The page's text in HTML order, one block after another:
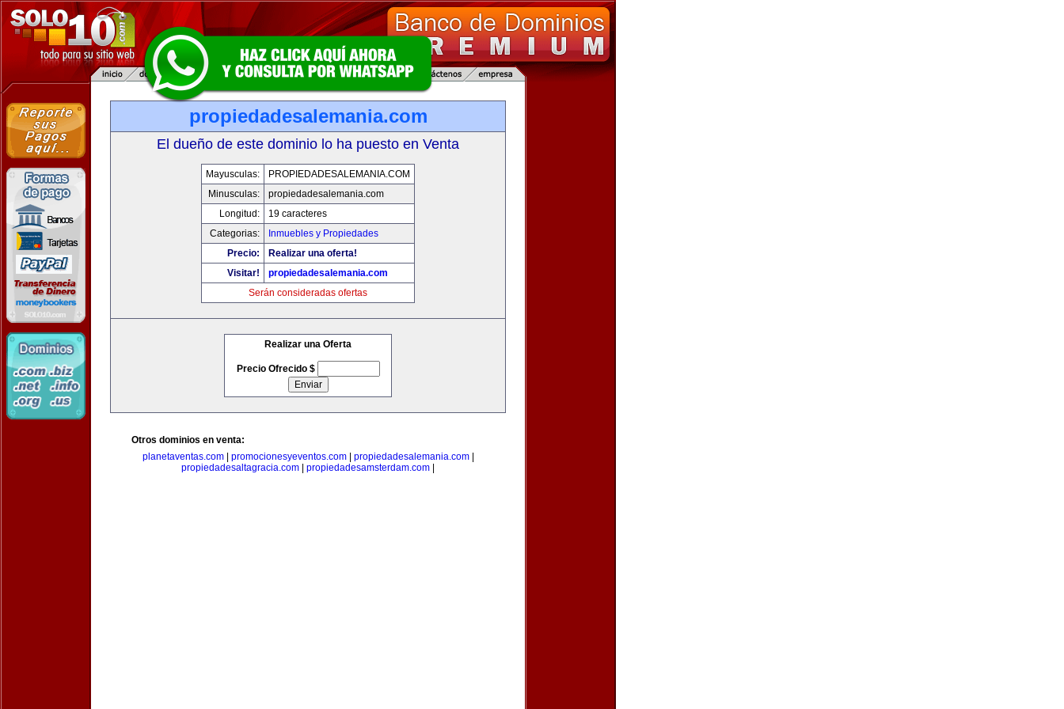
propiedadesalemania.com
El dueño de este dominio lo ha puesto en Venta
Mayusculas:
PROPIEDADESALEMANIA.COM
Minusculas:
propiedadesalemania.com
Longitud:
19 caracteres
Categorias:
Inmuebles y Propiedades
Precio:
Realizar una oferta!
Visitar!
propiedadesalemania.com
Serán consideradas ofertas
Realizar una Oferta
Precio Ofrecido $
Otros dominios en venta:
planetaventas.com| promocionesyeventos.com| propiedadesalemania.com|
propiedadesaltagracia.com
propiedadesamsterdam.com